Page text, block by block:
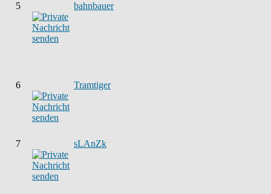
5 bahnbauer
6 Tramtiger
7 sLAnZk